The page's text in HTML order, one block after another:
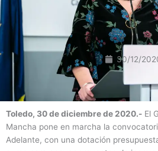
30/12/
Toledo, 30 de diciembre de 2020.- El
Mancha pone en marcha la
Adelante, con una dotación